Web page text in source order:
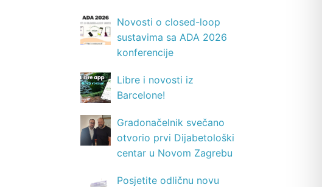
Novosti o closed-loop
sustavima sa ADA 2026
konferencije
Libre i novosti iz
Barcelone!
Gradonačelnik svečano
otvorio prvi Dijabetološki
centar u Novom Zagrebu
Posjetite odličnu novu